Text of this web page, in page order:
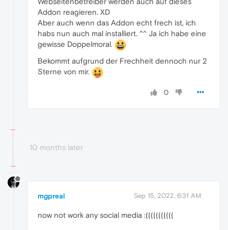
Addon reagieren. XD
Aber auch wenn das Addon echt frech ist, ich
habs nun auch mal installiert. ^^ Ja ich habe eine
gewisse Doppelmoral.
Bekommt aufgrund der Frechheit dennoch nur 2
Sterne von mir.
0
10 months later
mgpreal Sep 15, 2022, 6:31 AM
now not work any social media :(((((((((((